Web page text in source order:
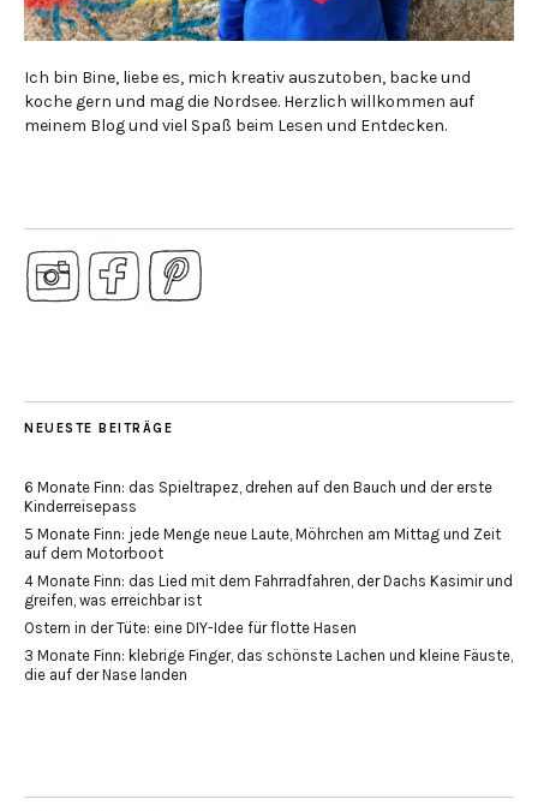
Ich bin Bine, liebe es, mich kreativ auszutoben, backe und
koche gern und mag die Nordsee. Herzlich willkommen auf
meinem Blog und viel Spaß beim Lesen und Entdecken.
NEUESTE BEITRÄGE
6 Monate Finn: das Spieltrapez, drehen auf den Bauch und der erste
Kinderreisepass
5 Monate Finn: jede Menge neue Laute, Möhrchen am Mittag und Zeit
auf dem Motorboot
4 Monate Finn: das Lied mit dem Fahrradfahren, der Dachs Kasimir und
greifen, was erreichbar ist
Ostern in der Tüte: eine DIY-Idee für flotte Hasen
3 Monate Finn: klebrige Finger, das schönste Lachen und kleine Fäuste,
die auf der Nase landen